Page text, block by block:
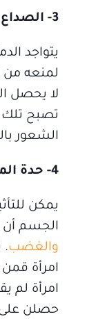
3- الصداع
يتواجد
لمنعه من
لا يحصل
تصبح تلك
الشعور
4- حدة المزاج
يمكن
الجسم أن
والغضب
امرأة لم